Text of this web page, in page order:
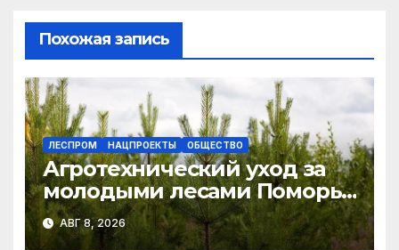
ki
Похожая запись
ЛЕСПРОМ НАЦПРОЕКТЫ ОБЩЕСТВО
Агротехнический уход за
молодыми лесами Поморья
провели на площади более
18 тысяч гектаров
АВГ 8, 2026